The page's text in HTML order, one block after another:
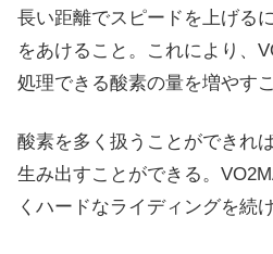
長い距離でスピードを上げる
をあけること。これにより、
処理できる酸素の量を増やす
酸素を多く扱うことができれ
生み出すことができる。
くハードなライディングを続